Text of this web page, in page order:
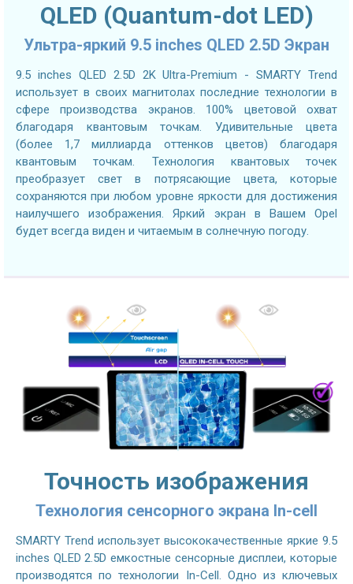
QLED (Quantum-dot LED)
Ультра-яркий 9.5 inches QLED 2.5D Экран
9.5 inches QLED 2.5D 2K Ultra-Premium - SMARTY Trend
использует в своих магнитолах последние технологии в
сфере производства экранов. 100% цветовой охват
благодаря квантовым точкам. Удивительные цвета
(более 1,7 миллиарда оттенков цветов) благодаря
квантовым точкам. Технология квантовых точек
преобразует свет в потрясающие цвета, которые
сохраняются при любом уровне яркости для достижения
наилучшего изображения. Яркий экран в Вашем Opel
будет всегда виден и читаемым в солнечную погоду.
Точность изображения
Технология сенсорного экрана In-cell
SMARTY Trend использует высококачественные яркие 9.5
inches QLED 2.5D емкостные сенсорные дисплеи, которые
производятся по технологии In-Cell. Одно из ключевых